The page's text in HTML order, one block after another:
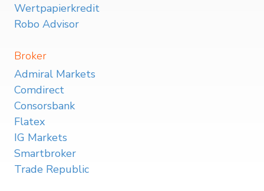
Wertpapierkredit
Robo Advisor
Broker
Admiral Markets
Comdirect
Consorsbank
Flatex
IG Markets
Smartbroker
Trade Republic